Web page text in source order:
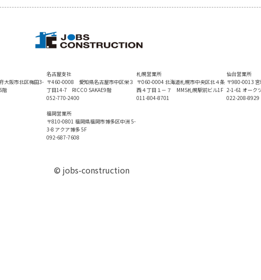
大阪市北区梅田3-
階
名古屋支社
〒460-0008 愛知県名古屋市中区栄３
丁目14-7 RICCO SAKAE9階
052-770-2400
札幌営業所
〒060-0004 北海道札幌市中央区北４条
西４丁目１－７ MMS札幌駅前ビル1F
011-804-8701
仙台営業所
〒980-0013
2-1-61 オーク
022-208-8929
福岡営業所
〒810-0801 福岡県福岡市博多区中洲 5-
3-8 アクア博多 5F
092-687-7608
© jobs-construction